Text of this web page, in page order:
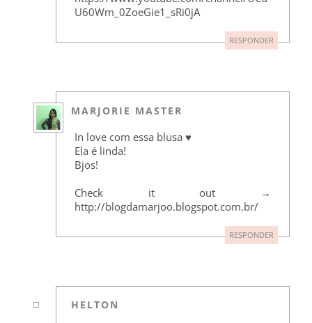
U60Wm_0ZoeGie1_sRi0jA
RESPONDER
MARJORIE MASTER
In love com essa blusa ♥
Ela é linda!
Bjos!
Check it out →
http://blogdamarjoo.blogspot.com.br/
RESPONDER
HELTON